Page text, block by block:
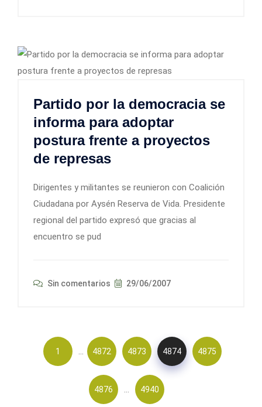
Partido por la democracia se
informa para adoptar
postura frente a proyectos
de represas
Dirigentes y militantes se reunieron con Coalición
Ciudadana por Aysén Reserva de Vida. Presidente
regional del partido expresó que gracias al
encuentro se pud
Sin comentarios 29/06/2007
1 … 4872 4873 4874 4875
4876 … 4940